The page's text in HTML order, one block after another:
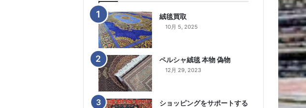
絨毯買取
10月 5, 2025
ペルシャ絨毯 本物 偽物
12月 29, 2023
ショッピングをサポートする